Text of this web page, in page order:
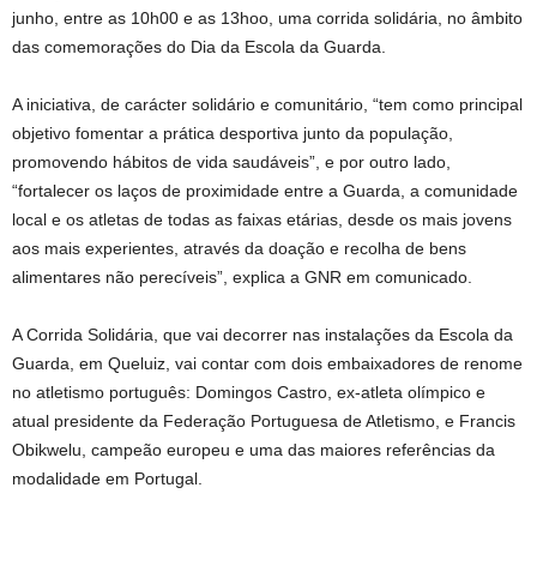
junho, entre as 10h00 e as 13hoo, uma corrida solidária, no âmbito
das comemorações do Dia da Escola da Guarda.
A iniciativa, de carácter solidário e comunitário, “tem como principal
objetivo fomentar a prática desportiva junto da população,
promovendo hábitos de vida saudáveis”, e por outro lado,
“fortalecer os laços de proximidade entre a Guarda, a comunidade
local e os atletas de todas as faixas etárias, desde os mais jovens
aos mais experientes, através da doação e recolha de bens
alimentares não perecíveis”, explica a GNR em comunicado.
A Corrida Solidária, que vai decorrer nas instalações da Escola da
Guarda, em Queluiz, vai contar com dois embaixadores de renome
no atletismo português: Domingos Castro, ex-atleta olímpico e
atual presidente da Federação Portuguesa de Atletismo, e Francis
Obikwelu, campeão europeu e uma das maiores referências da
modalidade em Portugal.